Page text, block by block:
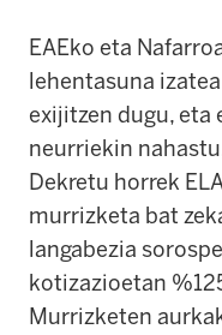
EAEko eta
lehentasuna
exijitzen dugu, eta
neurriekin
Dekretu horrek
murrizketa bat
langabezia
kotizazioetan
Murrizketen